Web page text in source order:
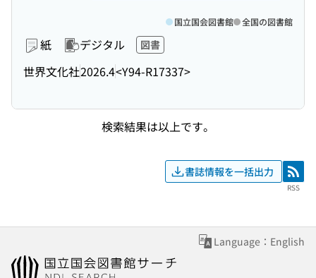
紙 デジタル 図書
世界文化社2026.4<Y94-R17337>
国立国会図書館 全国の図書館
検索結果は以上です。
書誌情報を一括出力 RSS
RSS
Language：English